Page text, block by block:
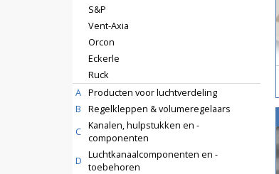
S&P
Vent-Axia
Orcon
Eckerle
Ruck
A Producten voor luchtverdeling
B
Regelkleppen & volumeregelaars
C Kanalen, hulpstukken en -
componenten
D Luchtkanaalcomponenten en -
toebehoren